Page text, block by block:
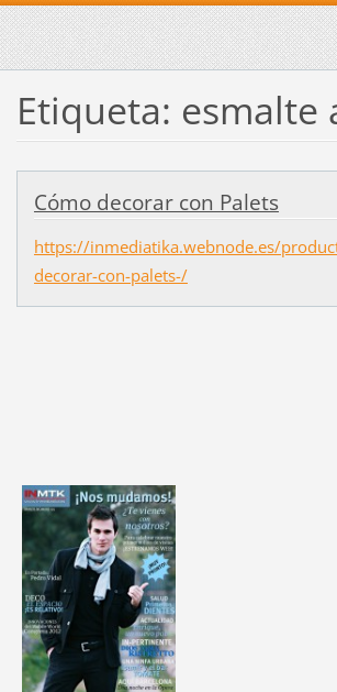
Etiqueta: esmalte
Cómo decorar con Palets
https://inmediatika.webnode.es/
decorar-con-palets-/